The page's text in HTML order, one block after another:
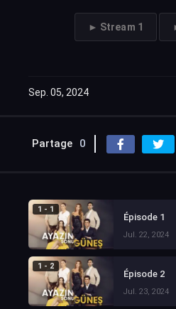
► Stream 1
Sep. 05, 2024
Partage 0
1 - 1
Épisode 1
Jul. 22, 2024
1 - 2
Épisode 2
Jul. 23, 2024